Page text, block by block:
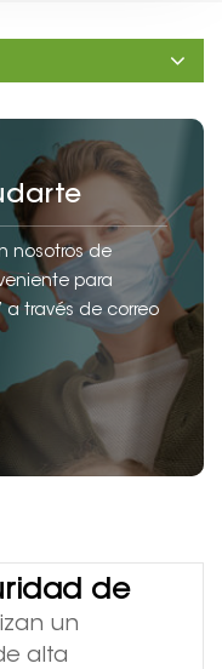
nosotros de
para
a través de correo
de
un
alta